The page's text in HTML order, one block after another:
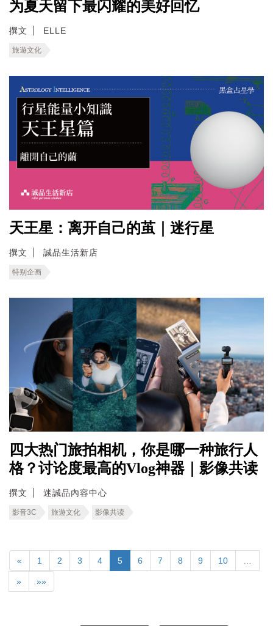
为夏天留下最闪耀的美好回忆
撰文 ELLE
旅遊文化
天王星：离开自己的茧｜迷行星
撰文 誠品生活新店
特别企画
四大热门旅拍相机，你是哪一种旅行人
格？讨论度最高的Vlog神器｜影像共读
撰文 迷誠品內容中心
影音3C 旅遊文化 影像共读
« 1 2 3 4 5 6 7 8 9 10
» »»